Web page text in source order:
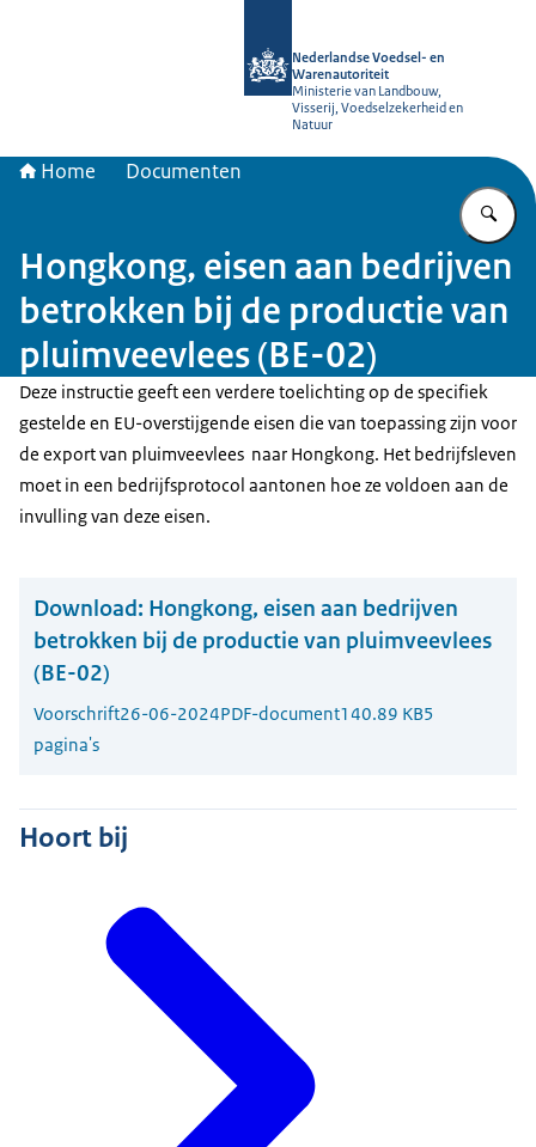
Nederlandse Voedsel- en
Warenautoriteit
Ministerie van Landbouw,
Visserij, Voedselzekerheid en
Natuur
Home Documenten
Hongkong, eisen aan bedrijven
betrokken bij de productie van
pluimveevlees (BE-02)
Deze instructie geeft een verdere toelichting op de specifiek
gestelde en EU-overstijgende eisen die van toepassing zijn voor
de export van pluimveevlees naar Hongkong. Het bedrijfsleven
moet in een bedrijfsprotocol aantonen hoe ze voldoen aan de
invulling van deze eisen.
Download: Hongkong, eisen aan bedrijven
betrokken bij de productie van pluimveevlees
(BE-02)
Voorschrift26-06-2024PDF-document140.89 KB5
pagina's
Hoort bij